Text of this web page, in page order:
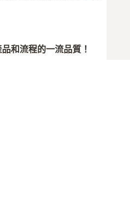
和流程的一流品質！